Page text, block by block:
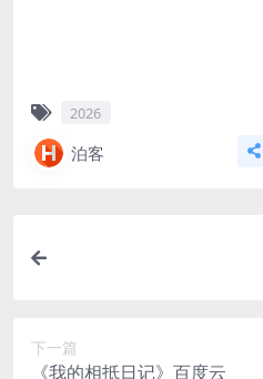
2026
泊客
下一篇
《我的相抵日记》百度云